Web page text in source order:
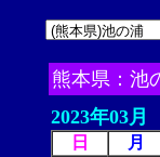
熊本県：池
2023年03月
日 月